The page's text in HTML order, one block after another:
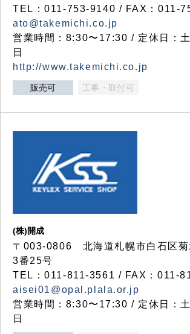
TEL：011-753-9140 / FAX：011-
ato@takemichi.co.jp
営業時間：8:30〜17:30 / 定休日：
日
http://www.takemichi.co.jp
販売可 工事・取付可
(株)開成
〒003-0806 北海道札幌市白石区菊
3番25号
TEL：011-811-3561 / FAX：011-
aisei01@opal.plala.or.jp
営業時間：8:30〜17:30 / 定休日：
日